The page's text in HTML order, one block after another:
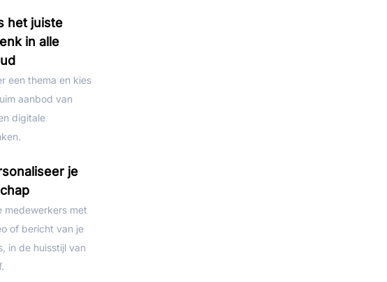
het juiste
in alle
een thema en kies
aanbod van
digitale
je
medewerkers met
of bericht van je
in de huisstijl van